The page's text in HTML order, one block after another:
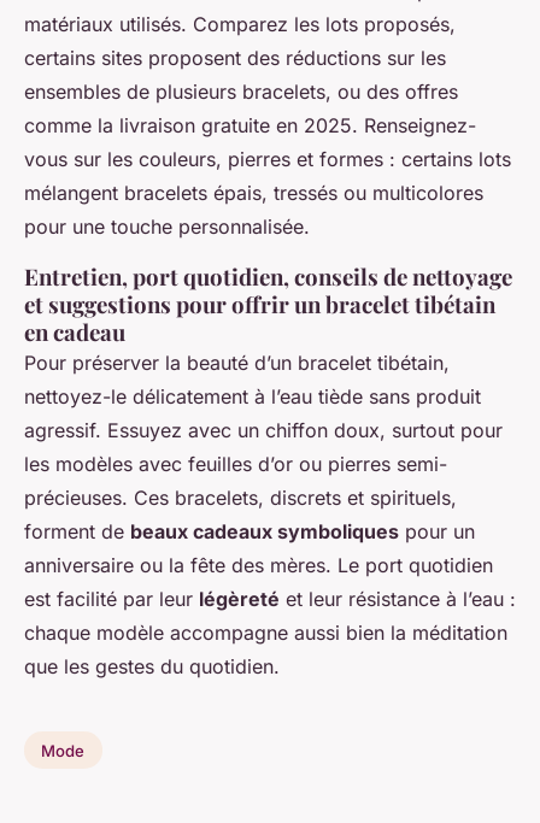
matériaux utilisés. Comparez les lots proposés,
certains sites proposent des réductions sur les
ensembles de plusieurs bracelets, ou des offres
comme la livraison gratuite en 2025. Renseignez-
vous sur les couleurs, pierres et formes : certains lots
mélangent bracelets épais, tressés ou multicolores
pour une touche personnalisée.
Entretien, port quotidien, conseils de nettoyage
et suggestions pour offrir un bracelet tibétain
en cadeau
Pour préserver la beauté d’un bracelet tibétain,
nettoyez-le délicatement à l’eau tiède sans produit
agressif. Essuyez avec un chiffon doux, surtout pour
les modèles avec feuilles d’or ou pierres semi-
précieuses. Ces bracelets, discrets et spirituels,
forment de beaux cadeaux symboliques pour un
anniversaire ou la fête des mères. Le port quotidien
est facilité par leur légèreté et leur résistance à l’eau :
chaque modèle accompagne aussi bien la méditation
que les gestes du quotidien.
Mode